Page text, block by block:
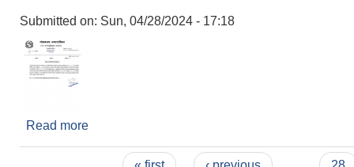
Submitted on: Sun, 04/28/2024 - 17:18
Read more